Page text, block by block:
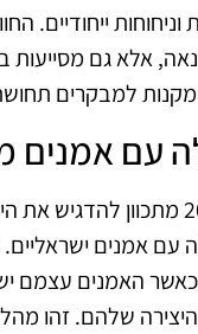
ייחודיים.
אלא גם מסייעות
למבקרים
עם אמנים
המוזיאון בשנת 2025 מתכוון
עם אמנים ישראליים.
כאשר האמנים עצמם
שלהם. זהו